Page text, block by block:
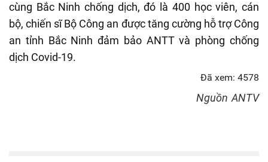
cùng Bắc Ninh chống dịch, đó là 400 học viên, cán
bộ, chiến sĩ Bộ Công an được tăng cường hỗ trợ Công
an tỉnh Bắc Ninh đảm bảo ANTT và phòng chống
dịch Covid-19.
Đã xem: 4578
Nguồn ANTV